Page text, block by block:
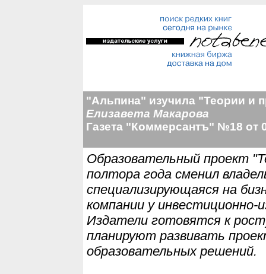
"Альпина" изучила "Теории и
Елизавета Макарова
Газета "Коммерсантъ" №18 от
Образовательный проект
полтора года сменил
специализирующаяся на
компании у инвестиционно-
Издатели готовятся к
планируют развивать
образовательных решений.